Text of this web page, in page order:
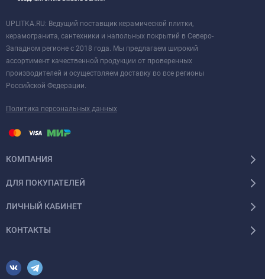
UPLITKA.RU: Ведущий поставщик керамической плитки,
керамогранита, сантехники и напольных покрытий в Северо-
Западном регионе с 2018 года. Мы предлагаем широкий
ассортимент качественной продукции от проверенных
производителей и осуществляем доставку во все регионы
Российской Федерации.
Политика персональных данных
КОМПАНИЯ
ДЛЯ ПОКУПАТЕЛЕЙ
ЛИЧНЫЙ КАБИНЕТ
КОНТАКТЫ